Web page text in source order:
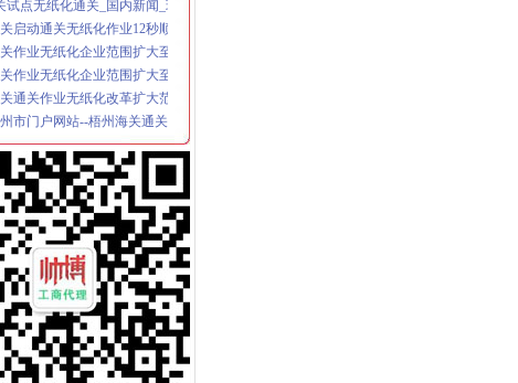
启动通关无纸化作业12秒顺利办结通关手续-区域经济-民主与
作业无纸化企业范围扩大至所有信用等级企业_国内_新民网
作业无纸化企业范围扩大至所有信用等级企业_国内财经_财经
通关作业无纸化改革扩大范围_广西新闻网_梧州红豆网
市门户网站--梧州海关通关作业无纸化改革为企业减
通关作业无纸化改革扩大范围_房产资讯_新民网
纸化通关网上签约-电子-久久信息网
无纸化申请是否通过？-海关百问
实施通关作业无纸化改革_2013年终策划之《改变》_山西新
作业无纸化实现企业全覆盖-天山网
上海通关无纸化实现海陆空全覆盖国内财经-财经
化通关全覆盖河北余家企业可享红利_河北频道_凤凰网
作业无纸化企业范围扩大至所有信用等级企业-头条热点-E都市
南京海关无纸化通关时效获提高
实现海关通关一体化作业“无纸化”-搜狐新闻
启动通关作业无纸化改革
起梧州海关正式启动通关作业无纸化改革试点工作-广西中小企